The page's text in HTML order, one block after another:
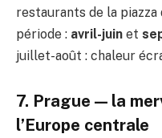
restaurants de la piazza
période : avril-juin et
juillet-août : chaleur
7. Prague — la
l’Europe centrale